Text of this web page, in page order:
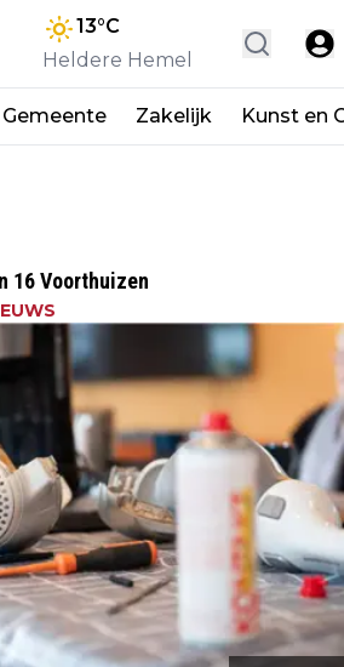
13°C
Heldere Hemel
Gemeente Zakelijk Kunst en
16 Voorthuizen